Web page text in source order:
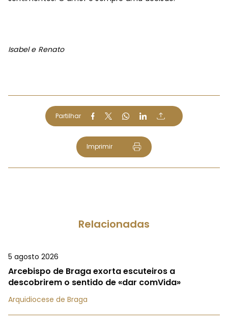
Isabel e Renato
Partilhar
Imprimir
Relacionadas
5 agosto 2026
Arcebispo de Braga exorta escuteiros a
descobrirem o sentido de «dar comVida»
Arquidiocese de Braga